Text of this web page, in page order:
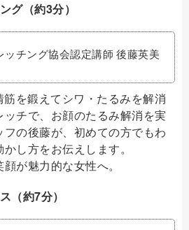
グ（約3分）
チング協会認定講師 後藤英美
を鍛えてシワ・たるみを解消
チで、お顔のたるみ解消を実
の後藤が、初めての方でもわ
し方をお伝えします。
が魅力的な女性へ。
（約7分）